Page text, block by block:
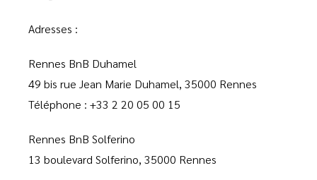
Adresses :
Rennes BnB Duhamel
49 bis rue Jean Marie Duhamel, 35000 Rennes
Téléphone : +33 2 20 05 00 15
Rennes BnB Solferino
13 boulevard Solferino, 35000 Rennes